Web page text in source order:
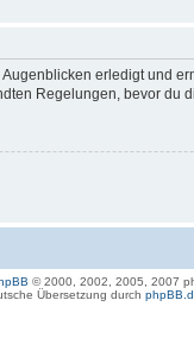
erledigt und
Regelungen, bevor
© 2000, 2002, 2005, 2007
Übersetzung durch